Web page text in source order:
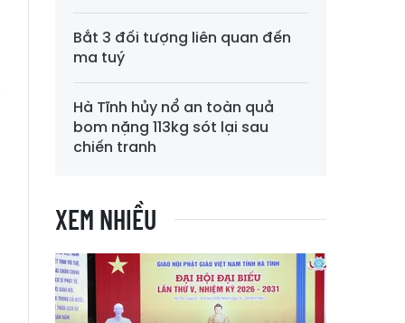
Bắt 3 đối tượng liên quan đến
ma tuý
Hà Tĩnh hủy nổ an toàn quả
bom nặng 113kg sót lại sau
chiến tranh
XEM NHIỀU